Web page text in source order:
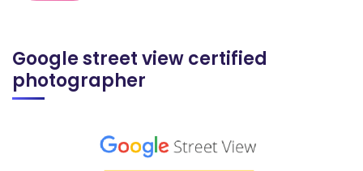
Google street view certified
photographer